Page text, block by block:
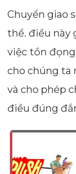
Chuyển giao
thể. điều này
việc tồn
cho chúng ta
và cho phép
điều đúng